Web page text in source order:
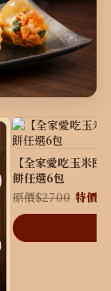
【全家愛吃玉米
餅任選6包
原價$2700 特價